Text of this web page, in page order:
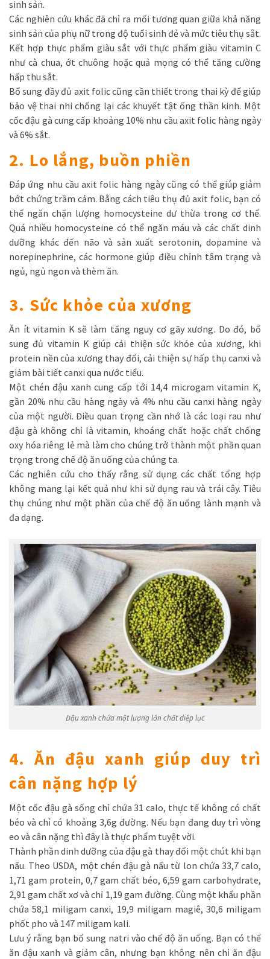
sinh sản.
Các nghiên cứu khác đã chỉ ra mối tương quan giữa khả năng
sinh sản của phụ nữ trong độ tuổi sinh đẻ và mức tiêu thụ sắt.
Kết hợp thực phẩm giàu sắt với thực phẩm giàu vitamin C
như cà chua, ớt chuông hoặc quả mọng có thể tăng cường
hấp thu sắt.
Bổ sung đầy đủ axit folic cũng cần thiết trong thai kỳ để giúp
bảo vệ thai nhi chống lại các khuyết tật ống thần kinh. Một
cốc đậu gà cung cấp khoảng 10% nhu cầu axit folic hàng ngày
và 6% sắt.
2. Lo lắng, buồn phiền
Đáp ứng nhu cầu axit folic hàng ngày cũng có thể giúp giảm
bớt chứng trầm cảm. Bằng cách tiêu thụ đủ axit folic, bạn có
thể ngăn chặn lượng homocysteine ​​dư thừa trong cơ thể.
Quá nhiều homocysteine ​​có thể ngăn máu và các chất dinh
dưỡng khác đến não và sản xuất serotonin, dopamine và
norepinephrine, các hormone giúp điều chỉnh tâm trạng và
ngủ, ngủ ngon và thèm ăn.
3. Sức khỏe của xương
Ăn ít vitamin K sẽ làm tăng nguy cơ gãy xương. Do đó, bổ
sung đủ vitamin K giúp cải thiện sức khỏe của xương, khi
protein nền của xương thay đổi, cải thiện sự hấp thụ canxi và
giảm bài tiết canxi qua nước tiểu.
Một chén đậu xanh cung cấp tới 14,4 microgam vitamin K,
gần 20% nhu cầu hàng ngày và 4% nhu cầu canxi hàng ngày
của một người. Điều quan trọng cần nhớ là các loại rau như
đậu gà không chỉ là vitamin, khoáng chất hoặc chất chống
oxy hóa riêng lẻ mà làm cho chúng trở thành một phần quan
trọng trong chế độ ăn uống của chúng ta.
Các nghiên cứu cho thấy rằng sử dụng các chất tổng hợp
không mang lại kết quả như khi sử dụng rau và trái cây. Tiêu
thụ chúng như một phần của chế độ ăn uống lành mạnh và
đa dạng.
Đậu xanh chứa một lượng lớn chất diệp lục
4. Ăn đậu xanh giúp duy trì
cân nặng hợp lý
Một cốc đậu gà sống chỉ chứa 31 calo, thực tế không có chất
béo và chỉ có khoảng 3,6g đường. Nếu bạn đang duy trì vòng
eo và cân nặng thì đây là thực phẩm tuyệt vời.
Thành phần dinh dưỡng của đậu gà thay đổi một chút khi bạn
nấu. Theo USDA, một chén đậu gà nấu từ lon chứa 33,7 calo,
1,71 gam protein, 0,7 gam chất béo, 6,59 gam carbohydrate,
2,91 gam chất xơ và chỉ 1,19 gam đường. Cùng một khẩu phần
chứa 58,1 miligam canxi, 19,9 miligam magiê, 30,6 miligam
phốt pho và 147 miligam kali.
Lưu ý rằng bạn bổ sung natri vào chế độ ăn uống. Bạn có thể
ăn đậu xanh và giảm cân, nhưng bạn không nên chỉ ăn đậu